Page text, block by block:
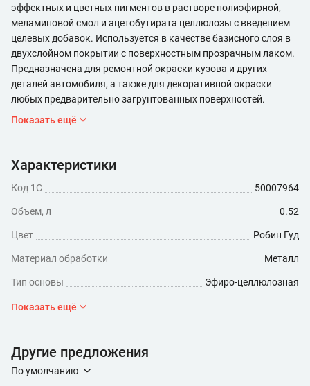
эффектных и цветных пигментов в растворе полиэфирной,
меламиновой смол и ацетобутирата целлюлозы с введением
целевых добавок. Используется в качестве базисного слоя в
двухслойном покрытии с поверхностным прозрачным лаком.
Предназначена для ремонтной окраски кузова и других
деталей автомобиля, а также для декоративной окраски
любых предварительно загрунтованных поверхностей.
Показать ещё
Характеристики
Код 1С 50007964
Объем, л 0.52
Цвет Робин Гуд
Материал обработки Металл
Тип основы Эфиро-целлюлозная
Минимальный расход (мл/кв.м)
Показать ещё
Другие предложения
По умолчанию